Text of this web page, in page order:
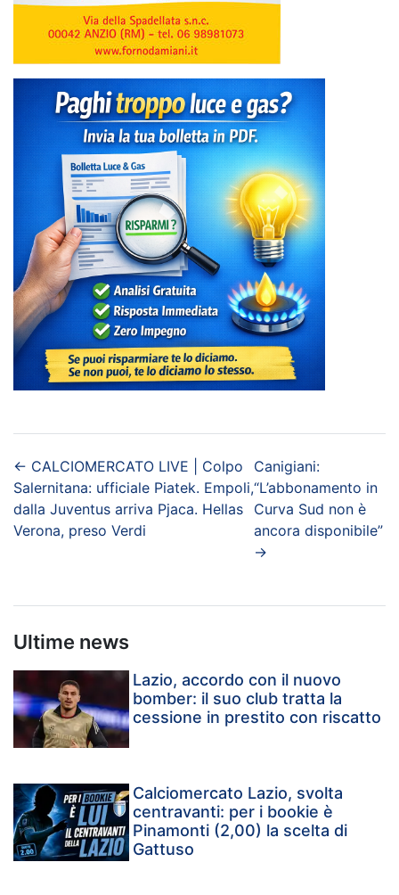
← CALCIOMERCATO LIVE | Colpo
Salernitana: ufficiale Piatek. Empoli,
dalla Juventus arriva Pjaca. Hellas
Verona, preso Verdi
Canigiani:
“L’abbonamento in
Curva Sud non è
ancora disponibile”
→
Ultime news
Lazio, accordo con il nuovo
bomber: il suo club tratta la
cessione in prestito con riscatto
Calciomercato Lazio, svolta
centravanti: per i bookie è
Pinamonti (2,00) la scelta di
Gattuso